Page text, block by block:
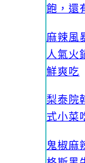
飽，還
麻辣風
人氣火
鮮爽吃
梨泰院
式小菜
鬼椒麻